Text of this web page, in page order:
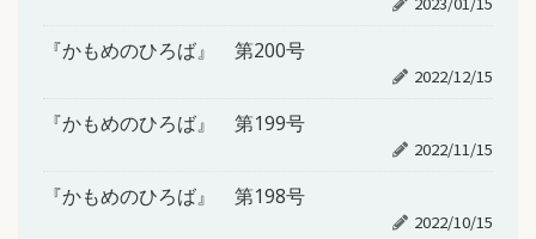
『かもめのひろば』 第200号
2022/12/15
『かもめのひろば』 第199号
2022/11/15
『かもめのひろば』 第198号
2022/10/15